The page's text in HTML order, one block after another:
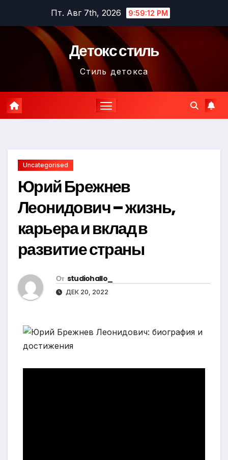
содержимому
Пт. Авг 7th, 2026 9:59:13 PM
Детокс стиль
Стиль детокса
Uncategorised
Юрий Брежнев
Леонидович – жизнь,
карьера и вклад в
развитие страны
От studiohallo_
ДЕК 20, 2022